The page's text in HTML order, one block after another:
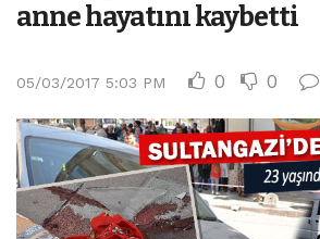
anne hayatını kaybetti
05/03/2017 5:03 PM 0 0